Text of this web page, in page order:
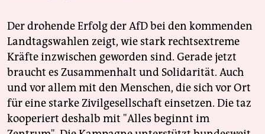
Der drohende Erfolg der AfD bei den kommenden
Landtagswahlen zeigt, wie stark rechtsextreme
Kräfte inzwischen geworden sind. Gerade jetzt
braucht es Zusammenhalt und Solidarität. Auch
und vor allem mit den Menschen, die sich vor Ort
für eine starke Zivilgesellschaft einsetzen. Die taz
kooperiert deshalb mit "Alles beginnt im